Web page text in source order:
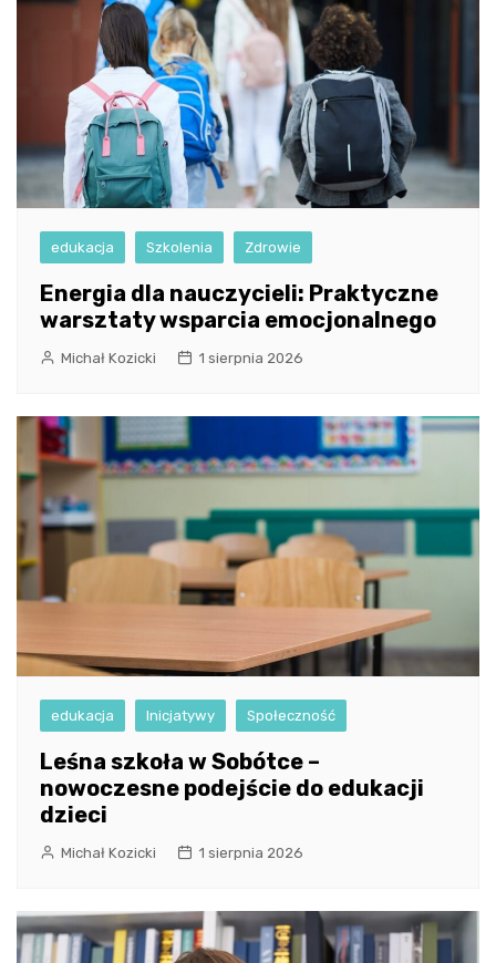
edukacja Szkolenia Zdrowie
Energia dla nauczycieli: Praktyczne
warsztaty wsparcia emocjonalnego
Michał Kozicki 1 sierpnia 2026
edukacja Inicjatywy Społeczność
Leśna szkoła w Sobótce –
nowoczesne podejście do edukacji
dzieci
Michał Kozicki 1 sierpnia 2026